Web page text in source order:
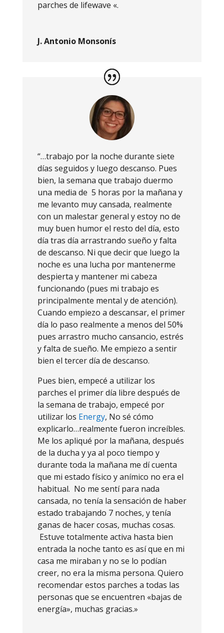
parches de lifewave «.
J. Antonio Monsonís
“…trabajo por la noche durante siete
días seguidos y luego descanso. Pues
bien, la semana que trabajo duermo
una media de 5 horas por la mañana y
me levanto muy cansada, realmente
con un malestar general y estoy no de
muy buen humor el resto del día, esto
día tras día arrastrando sueño y falta
de descanso. Ni que decir que luego la
noche es una lucha por mantenerme
despierta y mantener mi cabeza
funcionando (pues mi trabajo es
principalmente mental y de atención).
Cuando empiezo a descansar, el primer
día lo paso realmente a menos del 50%
pues arrastro mucho cansancio, estrés
y falta de sueño. Me empiezo a sentir
bien el tercer día de descanso.
Pues bien, empecé a utilizar los
parches el primer día libre después de
la semana de trabajo, empecé por
utilizar los Energy, No sé cómo
explicarlo…realmente fueron increíbles.
Me los apliqué por la mañana, después
de la ducha y ya al poco tiempo y
durante toda la mañana me dí cuenta
que mi estado físico y anímico no era el
habitual. No me sentí para nada
cansada, no tenía la sensación de haber
estado trabajando 7 noches, y tenía
ganas de hacer cosas, muchas cosas.
Estuve totalmente activa hasta bien
entrada la noche tanto es así que en mi
casa me miraban y no se lo podían
creer, no era la misma persona. Quiero
recomendar estos parches a todas las
personas que se encuentren «bajas de
energía», muchas gracias.»